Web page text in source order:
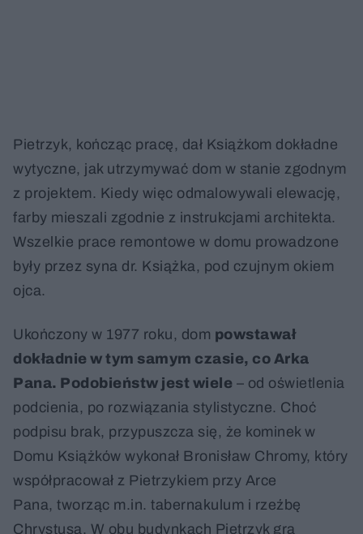
Pietrzyk, kończąc pracę, dał Książkom dokładne
wytyczne, jak utrzymywać dom w stanie zgodnym
z projektem. Kiedy więc odmalowywali elewację,
farby mieszali zgodnie z instrukcjami architekta.
Wszelkie prace remontowe w domu prowadzone
były przez syna dr. Książka, pod czujnym okiem
ojca.
Ukończony w 1977 roku, dom powstawał
dokładnie w tym samym czasie, co Arka
Pana. Podobieństw jest wiele – od oświetlenia
podcienia, po rozwiązania stylistyczne. Choć
podpisu brak, przypuszcza się, że kominek w
Domu Książków wykonał Bronisław Chromy, który
współpracował z Pietrzykiem przy Arce
Pana, tworząc m.in. tabernakulum i rzeźbę
Chrystusa. W obu budynkach Pietrzyk gra